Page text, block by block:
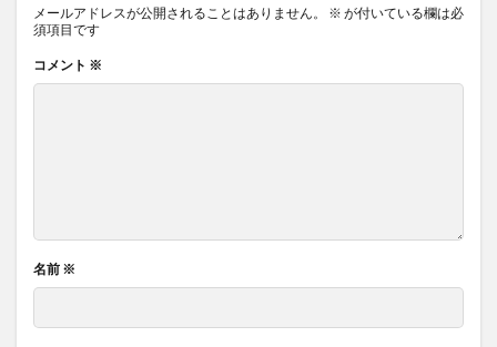
メールアドレスが公開されることはありません。 ※ が付いている欄は必
須項目です
コメント ※
名前 ※